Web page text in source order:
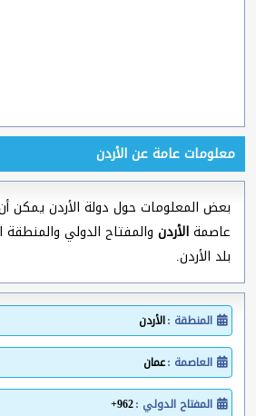
معلومات عامة عن الأردن
بعض المعلومات حول دولة الأردن يمكن
عاصمةالأردن والمفتاح الدولي والمنطقة
بلد الأردن.
المنطقة :الأردن
العاصمة :عمان
المفتاح الدولي :962+